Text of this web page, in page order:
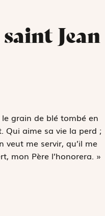
Jean
le grain de blé tombé en
Qui aime sa vie la perd ;
veut me servir, qu’il me
mon Père l’honorera. »